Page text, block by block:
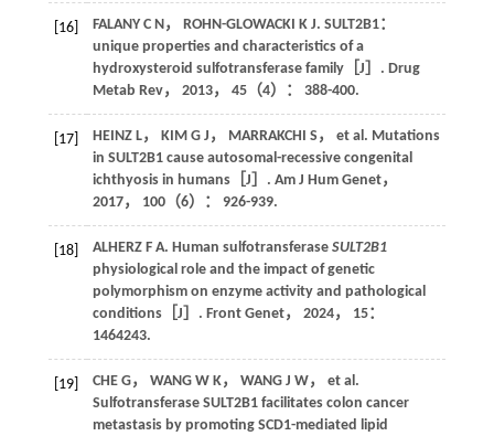
[16] FALANY C N， ROHN-GLOWACKI K J. SULT2B1：
unique properties and characteristics of a
hydroxysteroid sulfotransferase family［J］. Drug
Metab Rev， 2013， 45（4）： 388-400.
[17] HEINZ L， KIM G J ， MARRAKCHI S ， et al. Mutations
in SULT2B1 cause autosomal-recessive congenital
ichthyosis in humans［J］. Am J Hum Genet，
2017， 100（6）： 926-939.
[18] ALHERZ F A. Human sulfotransferase SULT2B1
physiological role and the impact of genetic
polymorphism on enzyme activity and pathological
conditions［J］. Front Genet， 2024， 15：
1464243.
[19] CHE G， WANG W K， WANG J W， et al.
Sulfotransferase SULT2B1 facilitates colon cancer
metastasis by promoting SCD1-mediated lipid